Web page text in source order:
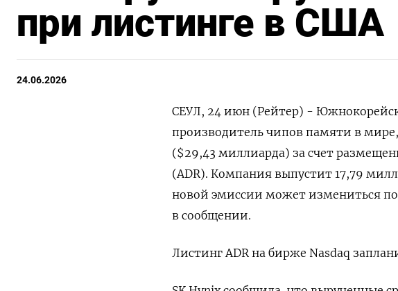
при листинге в США
24.06.2026
СЕУЛ, 24 июн (Рейтер) -
‌производитель чипов памяти в
($29,43 ​миллиарда) ​за счет
(ADR). Компания выпустит ‌17,79
новой ‌эмиссии может измениться
‌в сообщении.
Листинг ADR на бирже Nasdaq